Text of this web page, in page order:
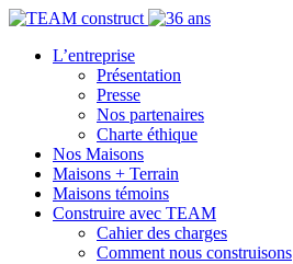
L’entreprise
Présentation
Presse
Nos partenaires
Charte éthique
Nos Maisons
Maisons + Terrain
Maisons témoins
Construire avec TEAM
Cahier des charges
Comment nous construisons